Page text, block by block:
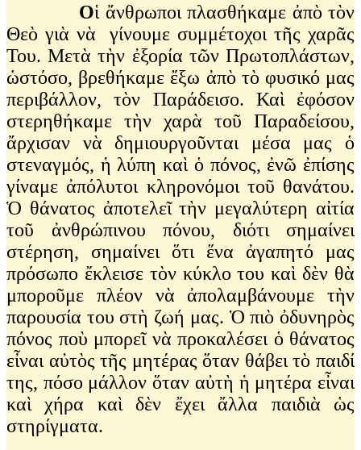
Οἱ ἄνθρωποι πλασθήκαμε ἀπὸ τὸν
Θεὸ γιὰ νὰ γίνουμε συμμέτοχοι τῆς χαρᾶς
Του. Μετὰ τὴν ἐξορία τῶν Πρωτοπλάστων,
ὡστόσο, βρεθήκαμε ἔξω ἀπὸ τὸ φυσικό μας
περιβάλλον, τὸν Παράδεισο. Καὶ ἐφόσον
στερηθήκαμε τὴν χαρὰ τοῦ Παραδείσου,
ἄρχισαν νὰ δημιουργοῦνται μέσα μας ὁ
στεναγμός, ἡ λύπη καὶ ὁ πόνος, ἐνῶ ἐπίσης
γίναμε ἀπόλυτοι κληρονόμοι τοῦ θανάτου.
Ὁ θάνατος ἀποτελεῖ τὴν μεγαλύτερη αἰτία
τοῦ ἀνθρώπινου πόνου, διότι σημαίνει
στέρηση, σημαίνει ὅτι ἕνα ἀγαπητό μας
πρόσωπο ἔκλεισε τὸν κύκλο του καὶ δὲν θὰ
μποροῦμε πλέον νὰ ἀπολαμβάνουμε τὴν
παρουσία του στὴ ζωή μας. Ὁ πιὸ ὀδυνηρὸς
πόνος ποὺ μπορεῖ νὰ προκαλέσει ὁ θάνατος
εἶναι αὐτὸς τῆς μητέρας ὅταν θάβει τὸ παιδί
της, πόσο μάλλον ὅταν αὐτὴ ἡ μητέρα εἶναι
καὶ χήρα καὶ δὲν ἔχει ἄλλα παιδιὰ ὡς
στηρίγματα.